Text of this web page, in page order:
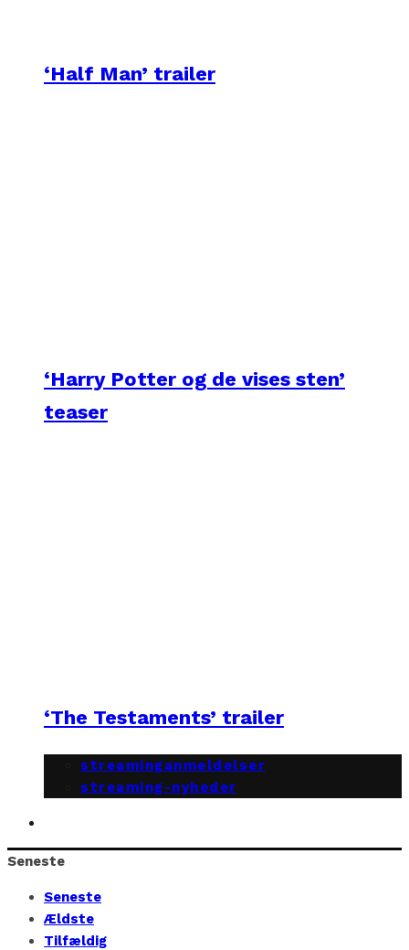
‘Half Man’ trailer
‘Harry Potter og de vises sten’
teaser
‘The Testaments’ trailer
streaminganmeldelser
streaming-nyheder
Seneste
Seneste
Ældste
Tilfældig